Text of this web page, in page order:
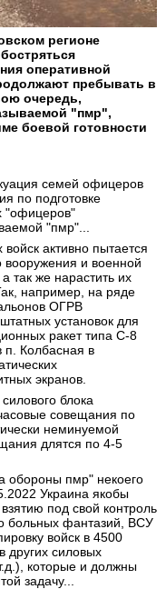
регионе
оперативной
пребывать в
очередь,
"пмр",
боевой готовности
семей офицеров
по подготовке
"офицеров"
"пмр"...
активно пытается
вооружения и военной
так же нарастить их
например, на ряде
ОГРВ
установок для
ракет типа С-8
п. Колбасная в
экранов.
блока
совещания по
неминуемой
длятся по 4-5
обороны пмр" некоего
Украина якобы
под свой контроль
больных фантазий, ВСУ
войск в 4500
других силовых
которые и должны
задачу...